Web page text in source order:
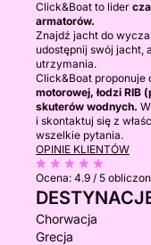
Click&Boat to lider
armatorów.
Znajdź jacht do
udostępnij swój jacht,
utrzymania.
Click&Boat proponuje
motorowej, łodzi RIB
skuterów wodnych.
i skontaktuj się z
wszelkie pytania.
OPINIE KLIENTÓW
Ocena: 4.9 / 5
Chorwacja
Grecja